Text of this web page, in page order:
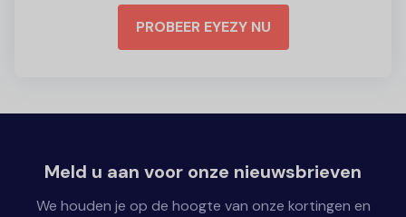
PROBEER EYEZY NU
Meld u aan voor onze nieuwsbrieven
We houden je op de hoogte van onze kortingen en